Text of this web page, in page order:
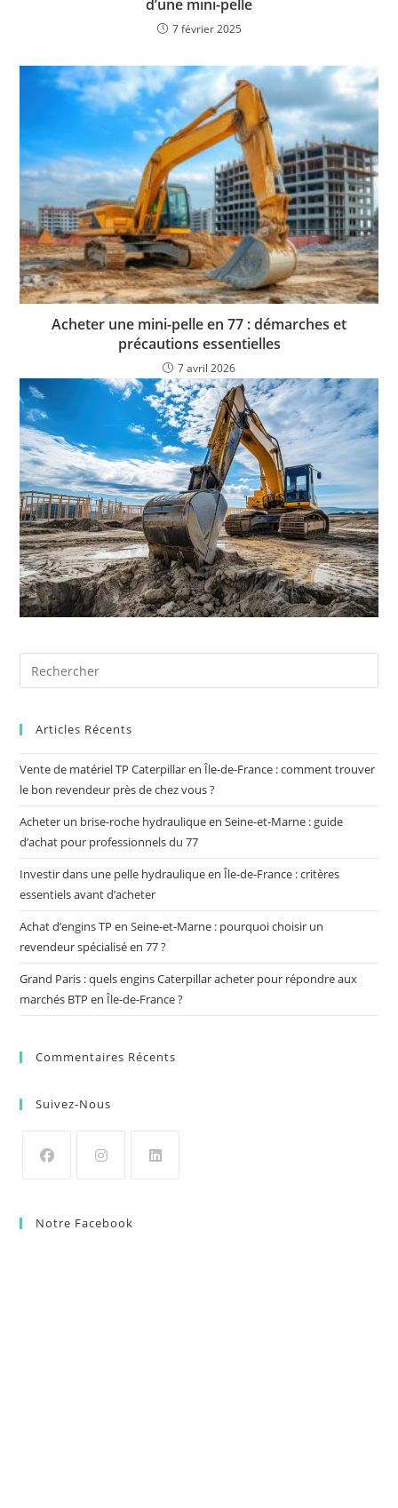
d’une mini-pelle
7 février 2025
Acheter une mini-pelle en 77 : démarches et
précautions essentielles
7 avril 2026
Articles Récents
Vente de matériel TP Caterpillar en Île-de-France : comment trouver
le bon revendeur près de chez vous ?
Acheter un brise-roche hydraulique en Seine-et-Marne : guide
d’achat pour professionnels du 77
Investir dans une pelle hydraulique en Île-de-France : critères
essentiels avant d’acheter
Achat d’engins TP en Seine-et-Marne : pourquoi choisir un
revendeur spécialisé en 77 ?
Grand Paris : quels engins Caterpillar acheter pour répondre aux
marchés BTP en Île-de-France ?
Commentaires Récents
Suivez-Nous
Notre Facebook